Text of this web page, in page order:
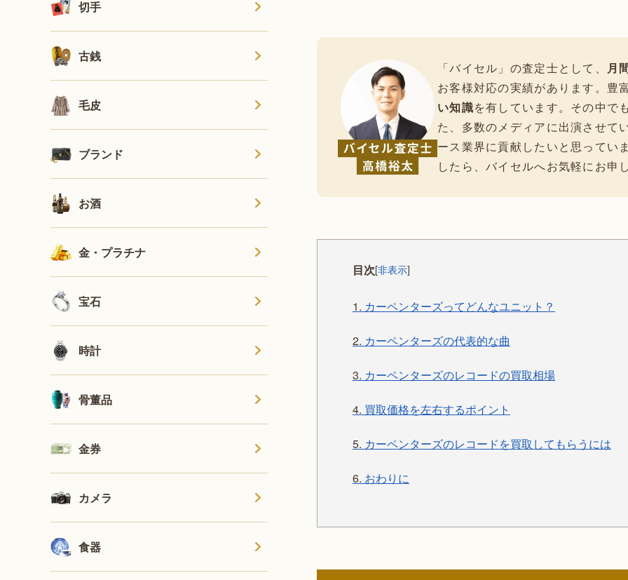
「バイセル」の査定士として、 月
お客様対応の実績があります。豊
い知識を有しています。その中で
た、多数のメディアに出演させて
ース業界に貢献したいと思ってい
したら、バイセルへお気軽にお申
目次[非表示]
1. カーペンターズってどんなユニット？
2. カーペンターズの代表的な曲
3. カーペンターズのレコードの買取相場
4. 買取価格を左右するポイント
5. カーペンターズのレコードを買取してもらうには
6. おわりに
切手
古銭
毛皮
ブランド
お酒
金・プラチナ
宝石
時計
骨董品
金券
カメラ
食器